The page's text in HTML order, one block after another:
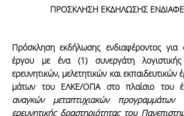
ΠΡΟΣΚΛΗΣΗ ΕΚΔΗΛΩΣΗΣ
Πρόσκληση εκδήλωσης ενδιαφέροντος
έργου με ένα (1) συνεργάτη
ερευνητικών, μελετητικών και
μά­­των του ΕΛΚΕ/ΟΠΑ στο πλαίσιο του
αναγκών μεταπτυχιακών
ερευνητικής δραστηριότητας του